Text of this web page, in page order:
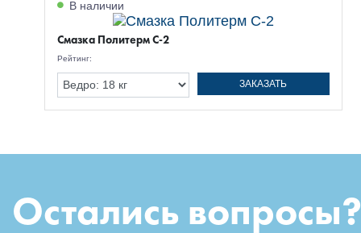
В наличии
Смазка Политерм С-2
Рейтинг:
ЗАКАЗАТЬ
Остались вопросы?